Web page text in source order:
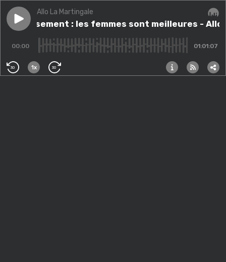
Play episodeInvestissement : les femmes sont meilleures - Allo
Allo La Martingale
: les femmes sont meilleures - Allo
00:00 01:01:07
30 1x 30